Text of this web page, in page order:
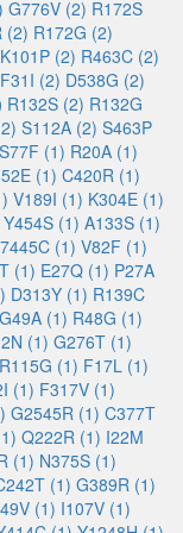
G776V (2) R172S
(2) R172G (2)
K101P (2) R463C (2)
F31I (2) D538G (2)
R132S (2) R132G
S112A (2) S463P
S77F (1) R20A (1)
(1) C420R (1)
V189I (1) K304E (1)
Y454S (1) A133S (1)
(1) V82F (1)
(1) E27Q (1) P27A
D313Y (1) R139C
G49A (1) R48G (1)
(1) G276T (1)
R115G (1) F17L (1)
(1) F317V (1)
G2545R (1) C377T
Q222R (1) I22M
(1) N375S (1)
(1) G389R (1)
(1) I107V (1)